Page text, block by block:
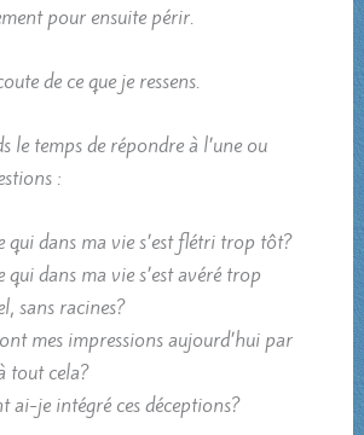
pour ensuite périr.
de ce que je ressens.
le temps de répondre à l’une ou
:
qui dans ma vie s’est flétri trop tôt?
qui dans ma vie s’est avéré trop
sans racines?
mes impressions aujourd’hui par
tout cela?
ai-je intégré ces déceptions?